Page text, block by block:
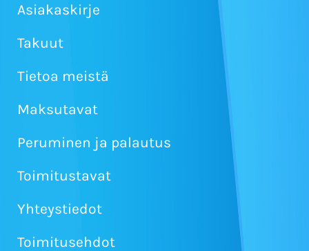
Asiakaskirje
Takuut
Tietoa meistä
Maksutavat
Peruminen ja palautus
Toimitustavat
Yhteystiedot
Toimitusehdot